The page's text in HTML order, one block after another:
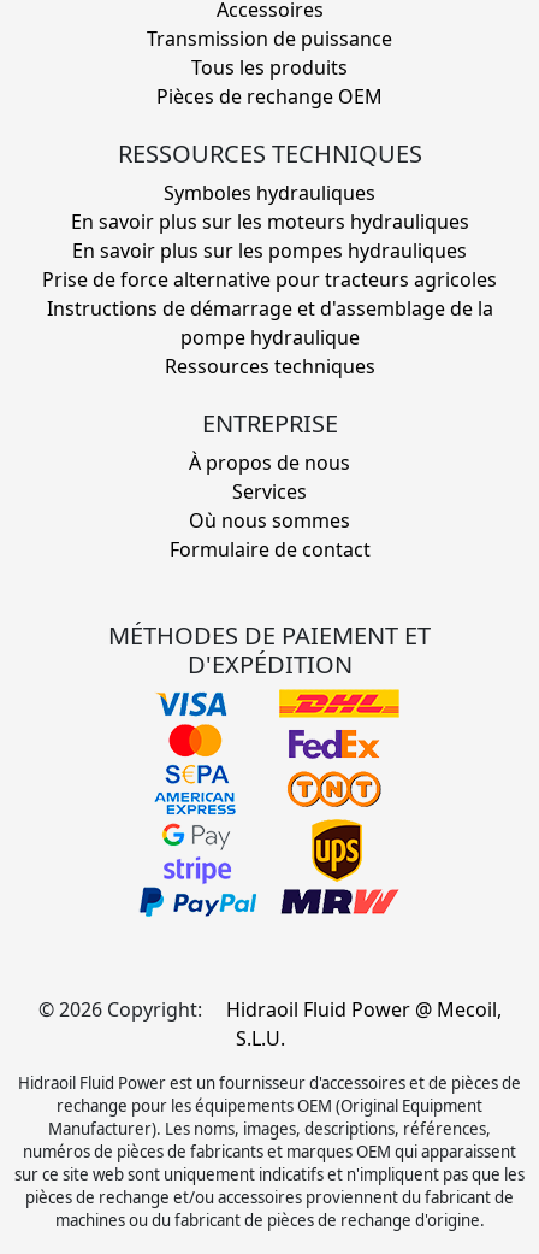
Accessoires
Transmission de puissance
Tous les produits
Pièces de rechange OEM
RESSOURCES TECHNIQUES
Symboles hydrauliques
En savoir plus sur les moteurs hydrauliques
En savoir plus sur les pompes hydrauliques
Prise de force alternative pour tracteurs agricoles
Instructions de démarrage et d'assemblage de la
pompe hydraulique
Ressources techniques
ENTREPRISE
À propos de nous
Services
Où nous sommes
Formulaire de contact
MÉTHODES DE PAIEMENT ET
D'EXPÉDITION
© 2026 Copyright:
Hidraoil Fluid Power @ Mecoil,
S.L.U.
Hidraoil Fluid Power est un fournisseur d'accessoires et de pièces de
rechange pour les équipements OEM (Original Equipment
Manufacturer). Les noms, images, descriptions, références,
numéros de pièces de fabricants et marques OEM qui apparaissent
sur ce site web sont uniquement indicatifs et n'impliquent pas que les
pièces de rechange et/ou accessoires proviennent du fabricant de
machines ou du fabricant de pièces de rechange d'origine.